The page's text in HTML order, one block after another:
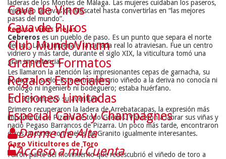
laderas de los Montes de Málaga. Las mujeres cuidaban los paseros,
mimando las uvas de Moscatel hasta convertirlas en “las mejores
pasas del mundo”.
Pegaso Viñas Viejas
Cebreros es un pueblo de paso. Es un punto que separa el norte
del sur. La vía imperial y la cañada real lo atraviesan. Fue un centro
vidriero y más tarde, durante el siglo XIX, la viticultura tomó una
gran importancia.
Les llamaron la atención las impresionantes cepas de garnacha, su
poda y su suelo. Este extraordinario viñedo a la deriva no conocía ni
enólogo ni ingeniero ni bodeguero; estaba huérfano.
En 1999 empezó su aventura.
Primero recuperaron la ladera de Arrebatacapas, la expresión más
importante de Pizarra de todo Gredos. Volvieron a labrar sus viñas y
nació Pegaso Barrancos de Pizarra. Un poco más tarde, encontraron
otros rincones con suelos de Granito igualmente interesantes.
Gago Viticultores de Toro
Fuiron parte del movimiento que redescubrió el viñedo de toro a
Cava de Vinos
Cava de Puros
Club MundoVinum
Grandes Formatos
Regalos Especiales
Ediciones Limitadas
Especial Cavas y Champagnes
Darme de Alta
Acceso a mi Cuenta